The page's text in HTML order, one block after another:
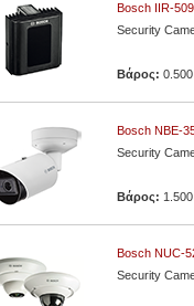
Bosch IIR-
Security
Βάρος:
Bosch NBE-
Security
Βάρος:
Bosch NUC-
Security